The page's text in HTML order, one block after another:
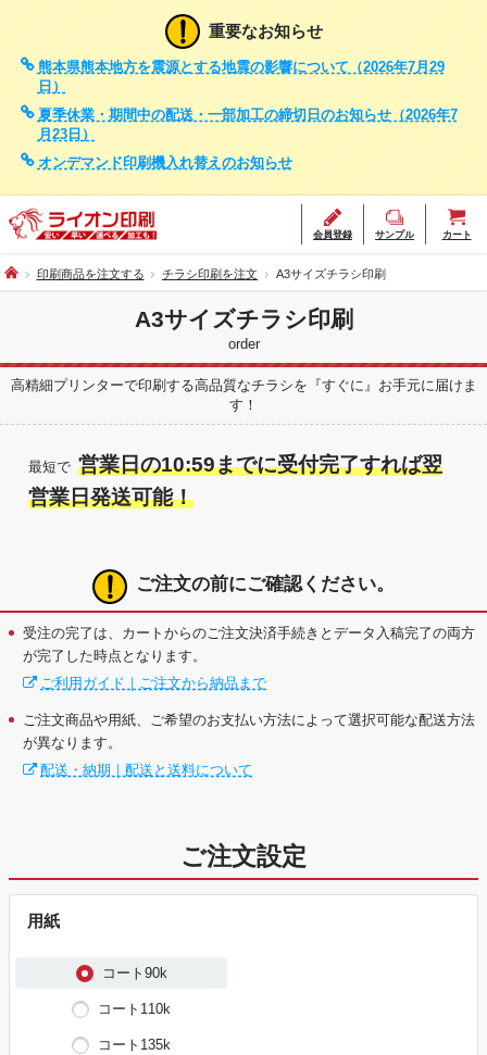
重要なお知らせ
熊本県熊本地方を震源とする地震の影響について（2026年7月29
日）
夏季休業・期間中の配送・一部加工の締切日のお知らせ（2026年7
月23日）
オンデマンド印刷機入れ替えのお知らせ
会員登録 サンプル カート
印刷商品を注文する チラシ印刷を注文 A3サイズチラシ印刷
A3サイズチラシ印刷
order
高精細プリンターで印刷する高品質なチラシを『すぐに』お手元に届けま
す！
最短で 営業日の10:59までに受付完了すれば翌
営業日発送可能！
ご注文の前にご確認ください。
受注の完了は、カートからのご注文決済手続きとデータ入稿完了の両方
が完了した時点となります。
ご利用ガイド｜ご注文から納品まで
ご注文商品や用紙、ご希望のお支払い方法によって選択可能な配送方法
が異なります。
配送・納期｜配送と送料について
ご注文設定
用紙
コート90k
コート110k
コート135k